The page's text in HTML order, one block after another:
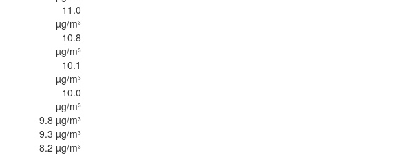
11.0
µg/m³
10.8
µg/m³
10.1
µg/m³
10.0
µg/m³
9.8 µg/m³
9.3 µg/m³
8.2 µg/m³